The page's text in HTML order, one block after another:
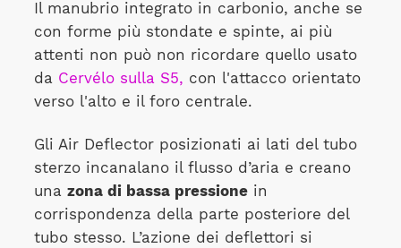
Il manubrio integrato in carbonio, anche se
con forme più stondate e spinte, ai più
attenti non può non ricordare quello usato
da Cervélo sulla S5, con l'attacco orientato
verso l'alto e il foro centrale.
Gli Air Deflector posizionati ai lati del tubo
sterzo incanalano il flusso d’aria e creano
una zona di bassa pressionein
corrispondenza della parte posteriore del
tubo stesso. L’azione dei deflettori si